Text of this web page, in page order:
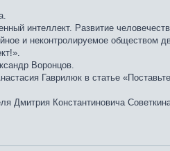
интеллект. Развитие
и неконтролируемое обществом
Воронцов.
Гаврилюк в статье
Дмитрия Константиновича